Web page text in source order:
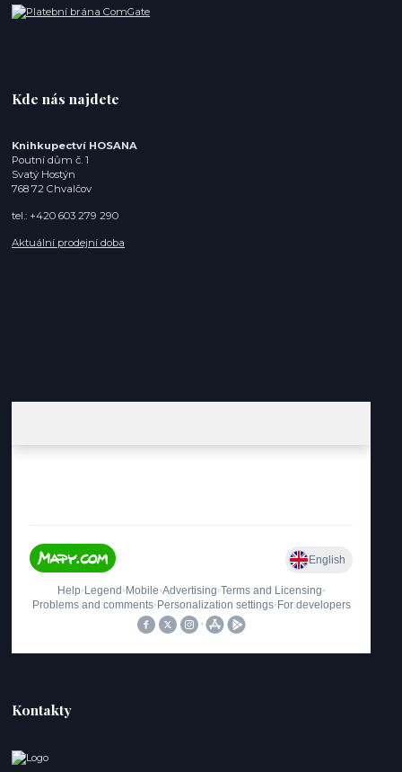
Kde nás najdete
Knihkupectví HOSANA
Poutní dům č. 1
Svatý Hostýn
768 72 Chvalčov
tel.: +420 603 279 290
Aktuální prodejní doba
Kontakty